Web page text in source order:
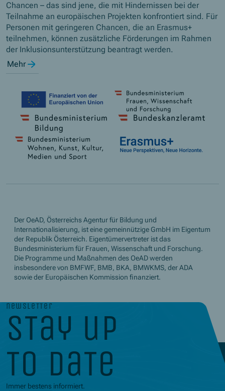
Chancen – das sind jene, die mit Hindernissen bei der
Teilnahme an europäischen Projekten konfrontiert sind. Für
Personen mit geringeren Chancen, die an Erasmus+
teilnehmen, können zusätzliche Förderungen im Rahmen
der Inklusionsunterstützung beantragt werden.
Mehr
Der OeAD, Österreichs Agentur für Bildung und
Internationalisierung, ist eine gemeinnützige GmbH im Eigentum
der Republik Österreich. Eigentümervertreter ist das
Bundesministerium für Frauen, Wissenschaft und Forschung.
Die Programme und Maßnahmen des OeAD werden
insbesondere von BMFWF, BMB, BKA, BMWKMS, der ADA
sowie der Europäischen Kommission finanziert.
newsletter
stay up
to date
Immer bestens informiert.